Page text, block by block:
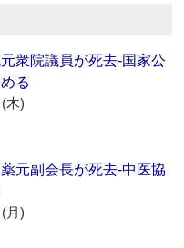
元衆院議員が死去‐国家公
る
木)
元副会長が死去‐中医協
月)